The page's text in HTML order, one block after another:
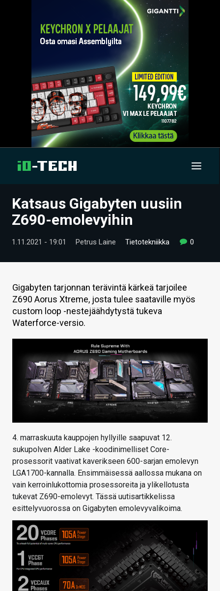
UUTISET
TIETOA
HINTA.FI
VAIHDA TEEMA
HAKU
Katsaus Gigabyten uusiin
Z690-emolevyihin
1.11.2021 - 19:01 Petrus Laine Tietotekniikka 0
Gigabyten tarjonnan terävintä kärkeä tarjoilee
Z690 Aorus Xtreme, josta tulee saataville myös
custom loop -nestejäähdytystä tukeva
Waterforce-versio.
4. marraskuuta kauppojen hyllyille saapuvat 12.
sukupolven Alder Lake -koodinimelliset Core-
prosessorit vaativat kaverikseen 600-sarjan emolevyn
LGA1700-kannalla. Ensimmäisessä aallossa mukana on
vain kerroinlukottomia prosessoreita ja ylikellotusta
tukevat Z690-emolevyt. Tässä uutisartikkelissa
esittelyvuorossa on Gigabyten emolevyvalikoima.